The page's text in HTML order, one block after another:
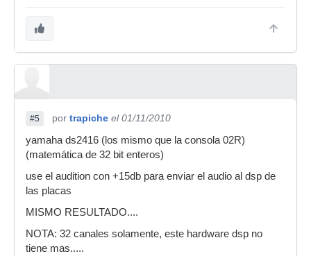
#5 por trapiche el 01/11/2010
yamaha ds2416 (los mismo que la consola 02R)
(matemática de 32 bit enteros)
use el audition con +15db para enviar el audio al dsp de
las placas
MISMO RESULTADO....
NOTA: 32 canales solamente, este hardware dsp no
tiene mas.....